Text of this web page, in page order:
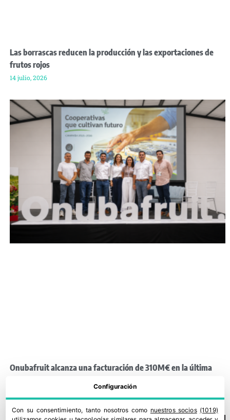
Las borrascas reducen la producción y las exportaciones de
frutos rojos
14 julio, 2026
Onubafruit alcanza una facturación de 310M€ en la última
Configuración
Con su consentimiento, tanto nosotros como nuestros socios (1019)